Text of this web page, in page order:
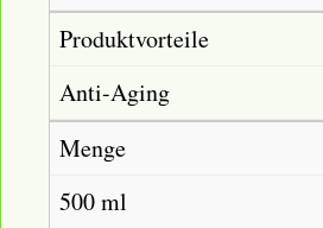
Produktvorteile
Anti-Aging
Menge
500 ml